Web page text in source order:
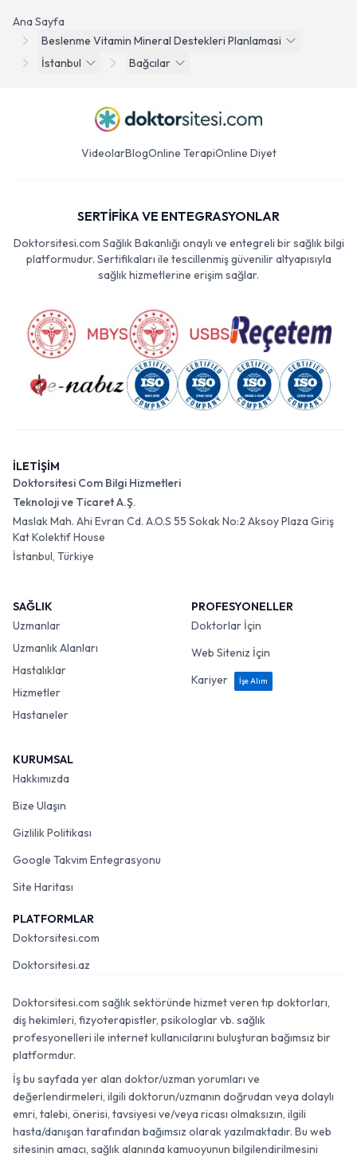
Ana Sayfa
Beslenme Vitamin Mineral Destekleri Planlamasi
İstanbul
Bağcılar
VideolarBlogOnline TerapiOnline Diyet
SERTİFİKA VE ENTEGRASYONLAR
Doktorsitesi.com Sağlık Bakanlığı onaylı ve entegreli bir sağlık bilgi
platformudur. Sertifikaları ile tescillenmiş güvenilir altyapısıyla
sağlık hizmetlerine erişim sağlar.
İLETİŞİM
Doktorsitesi Com Bilgi Hizmetleri
Teknoloji ve Ticaret A.Ş.
Maslak Mah. Ahi Evran Cd. A.O.S 55 Sokak No:2 Aksoy Plaza Giriş
Kat Kolektif House
İstanbul, Türkiye
SAĞLIK
Uzmanlar
Uzmanlık Alanları
Hastalıklar
Hizmetler
Hastaneler
PROFESYONELLER
Doktorlar İçin
Web Siteniz İçin
Kariyer
İşe Alım
KURUMSAL
Hakkımızda
Bize Ulaşın
Gizlilik Politikası
Google Takvim Entegrasyonu
Site Haritası
PLATFORMLAR
Doktorsitesi.com
Doktorsitesi.az
Doktorsitesi.com sağlık sektöründe hizmet veren tıp doktorları,
diş hekimleri, fizyoterapistler, psikologlar vb. sağlık
profesyonelleri ile internet kullanıcılarını buluşturan bağımsız bir
platformdur.
İş bu sayfada yer alan doktor/uzman yorumları ve
değerlendirmeleri, ilgili doktorun/uzmanın doğrudan veya dolaylı
emri, talebi, önerisi, tavsiyesi ve/veya ricası olmaksızın, ilgili
hasta/danışan tarafından bağımsız olarak yazılmaktadır. Bu web
sitesinin amacı, sağlık alanında kamuoyunun bilgilendirilmesini